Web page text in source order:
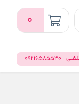
0
09216585530